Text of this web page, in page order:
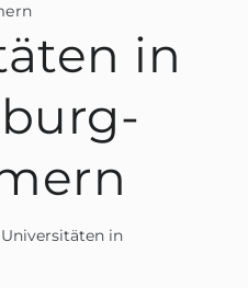
in
in